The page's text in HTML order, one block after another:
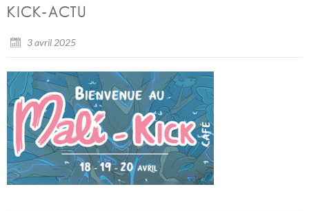
KICK-ACTU
3 avril 2025